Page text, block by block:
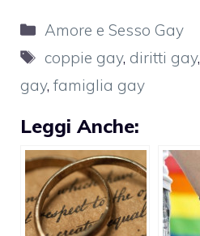
Categorie
Amore e Sesso Gay
Tag
coppie gay, diritti gay,
gay, famiglia gay
Leggi Anche: